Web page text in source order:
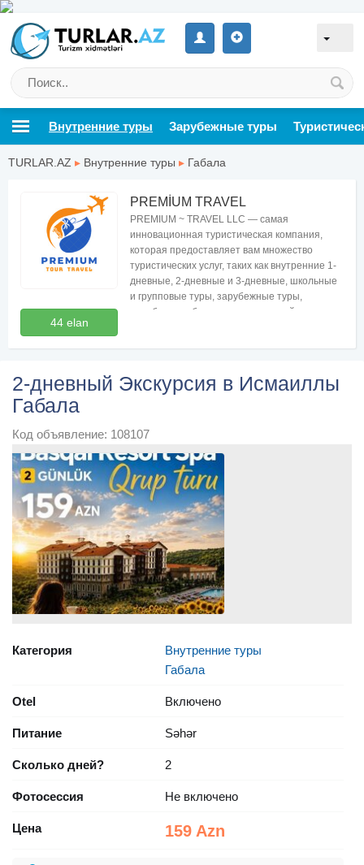
Внутренние туры Зарубежные туры
TURLAR.AZ ▸ Внутренние туры ▸ Габала
44 elan
PREMİUM TRAVEL
PREMIUM ~ TRAVEL LLC — самая
инновационная туристическая компания,
которая предоставляет вам множество
туристических услуг, таких как внутренние 1-
дневные, 2-дневные и 3-дневные, школьные
и групповые туры, зарубежные туры,
авиабилеты, бронирование отелей, визы.
2-дневный Экскурсия в Исмаиллы
Габала
Код объявление: 108107
Категория
Внутренние туры
Габала
Otel Включено
Питание Səhər
Сколько дней? 2
Фотосессия Не включено
Цена 159 Azn